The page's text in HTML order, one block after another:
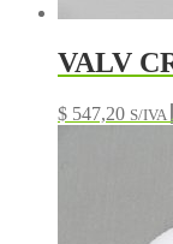
VALV
$ 547,20 S/IVA